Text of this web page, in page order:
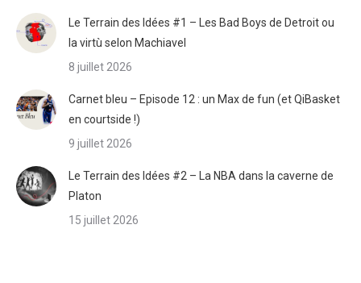
Le Terrain des Idées #1 – Les Bad Boys de Detroit ou
la virtù selon Machiavel
8 juillet 2026
Carnet bleu – Episode 12 : un Max de fun (et QiBasket
en courtside !)
9 juillet 2026
Le Terrain des Idées #2 – La NBA dans la caverne de
Platon
15 juillet 2026